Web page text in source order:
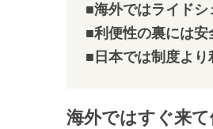
■海外ではライド
■利便性の裏には
■日本では制度よ
海外ではすぐ来